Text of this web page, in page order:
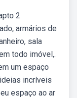
2
armários de
sala
todo imóvel,.
um espaço
incríveis
espaço ao ar